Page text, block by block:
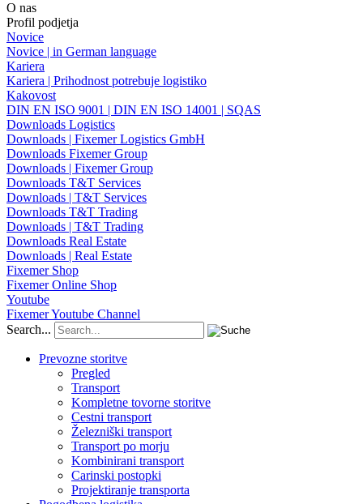
O nas
Profil podjetja
Novice
Novice | in German language
Kariera
Kariera | Prihodnost potrebuje logistiko
Kakovost
DIN EN ISO 9001 | DIN EN ISO 14001 | SQAS
Downloads Logistics
Downloads | Fixemer Logistics GmbH
Downloads Fixemer Group
Downloads | Fixemer Group
Downloads T&T Services
Downloads | T&T Services
Downloads T&T Trading
Downloads | T&T Trading
Downloads Real Estate
Downloads | Real Estate
Fixemer Shop
Fixemer Online Shop
Youtube
Fixemer Youtube Channel
Search...
Prevozne storitve
Pregled
Transport
Kompletne tovorne storitve
Cestni transport
Železniški transport
Transport po morju
Kombinirani transport
Carinski postopki
Projektiranje transporta